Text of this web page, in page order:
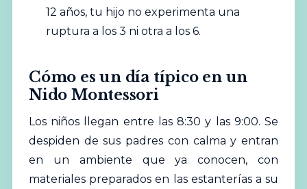
12 años, tu hijo no experimenta una
ruptura a los 3 ni otra a los 6.
Cómo es un día típico en un
Nido Montessori
Los niños llegan entre las 8:30 y las 9:00. Se
despiden de sus padres con calma y entran
en un ambiente que ya conocen, con
materiales preparados en las estanterías a su